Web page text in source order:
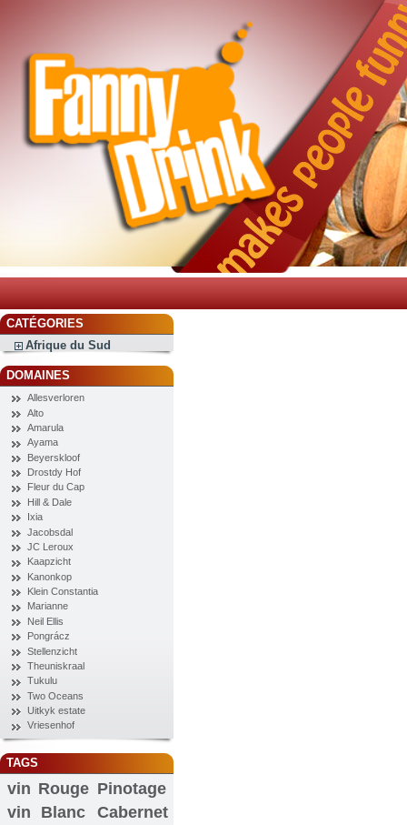
CATÉGORIES
Afrique du Sud
DOMAINES
Allesverloren
Alto
Amarula
Ayama
Beyerskloof
Drostdy Hof
Fleur du Cap
Hill & Dale
Ixia
Jacobsdal
JC Leroux
Kaapzicht
Kanonkop
Klein Constantia
Marianne
Neil Ellis
Pongrácz
Stellenzicht
Theuniskraal
Tukulu
Two Oceans
Uitkyk estate
Vriesenhof
TAGS
vin Rouge Pinotage
vin Blanc
Cabernet